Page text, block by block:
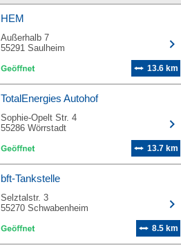
HEM
Außerhalb 7
55291 Saulheim
13.6 km
TotalEnergies Autohof
Sophie-Opelt Str. 4
55286 Wörrstadt
13.7 km
bft-Tankstelle
Selztalstr. 3
55270 Schwabenheim
8.5 km